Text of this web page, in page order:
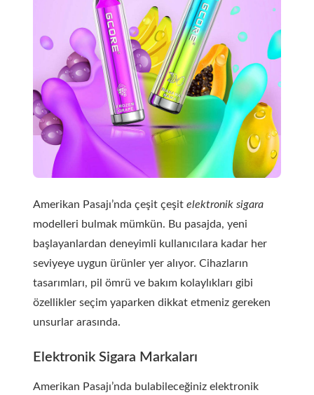
Amerikan Pasajı’nda çeşit çeşit elektronik sigara
modelleri bulmak mümkün. Bu pasajda, yeni
başlayanlardan deneyimli kullanıcılara kadar her
seviyeye uygun ürünler yer alıyor. Cihazların
tasarımları, pil ömrü ve bakım kolaylıkları gibi
özellikler seçim yaparken dikkat etmeniz gereken
unsurlar arasında.
Elektronik Sigara Markaları
Amerikan Pasajı’nda bulabileceğiniz elektronik